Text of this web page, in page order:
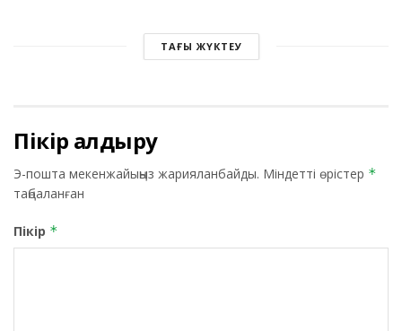
ТАҒЫ ЖҮКТЕУ
Пікір қалдыру
Э-пошта мекенжайыңыз жарияланбайды. Міндетті өрістер *
таңбаланған
Пікір *